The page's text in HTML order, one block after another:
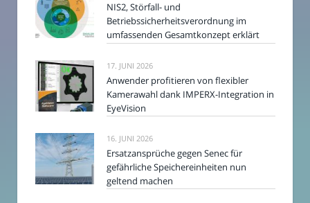
NIS2, Störfall- und
Betriebssicherheitsverordnung im
umfassenden Gesamtkonzept erklärt
17. JUNI 2026
Anwender profitieren von flexibler
Kamerawahl dank IMPERX-Integration in
EyeVision
16. JUNI 2026
Ersatzansprüche gegen Senec für
gefährliche Speichereinheiten nun
geltend machen